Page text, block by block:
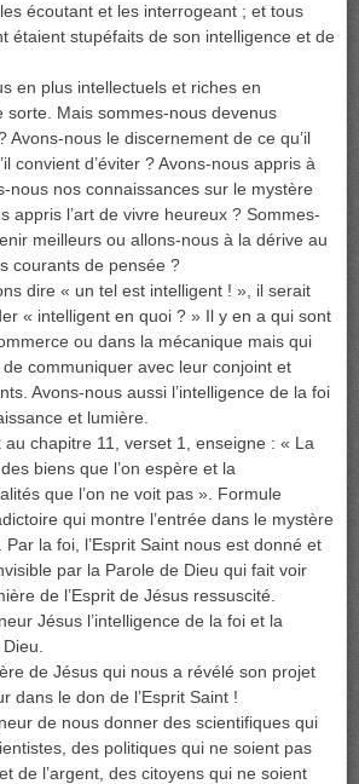
écoutant et les interrogeant ; et tous
étaient stupéfaits de son intelligence et de
en plus intellectuels et riches en
sorte. Mais sommes-nous devenus
Avons-nous le discernement de ce qu’il
convient d’éviter ? Avons-nous appris à
nous nos connaissances sur le mystère
appris l’art de vivre heureux ? Sommes-
meilleurs ou allons-nous à la dérive au
courants de pensée ?
dire « un tel est intelligent ! », il serait
« intelligent en quoi ? » Il y en a qui sont
ou dans la mécanique mais qui
de communiquer avec leur conjoint et
Avons-nous aussi l’intelligence de la foi
et lumière.
au chapitre 11, verset 1, enseigne : « La
biens que l’on espère et la
que l’on ne voit pas ». Formule
qui montre l’entrée dans le mystère
la foi, l’Esprit Saint nous est donné et
par la Parole de Dieu qui fait voir
de l’Esprit de Jésus ressuscité.
Jésus l’intelligence de la foi et la
de Jésus qui nous a révélé son projet
dans le don de l’Esprit Saint !
de nous donner des scientifiques qui
des politiques qui ne soient pas
de l’argent, des citoyens qui ne soient